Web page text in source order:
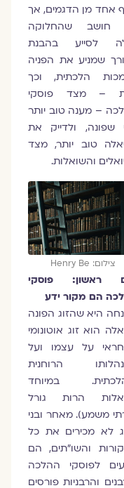
אחד מן הדגמים, אך
חושב שהחלוקה
לסייע בהבנת
שמניע את הפניה
הלכתית, וכך
– מצד פוסקי
– מענה טוב יותר
שפונה, ולדייק את
טוב יותר, מצד
והשואלות.
צילום: Henry Be
ראשון: פוסקי
הם מקור ידע
היא שהזוג הפונה
הוא זוג אוטונומי
על עצמו ועל
הרוחנית
במיוחד
הרות גורל
משמע). מאחר ובני
לא מכירים את כל
והשו"תים, הם
לפוסקי ההלכה
והרבניות פורסים